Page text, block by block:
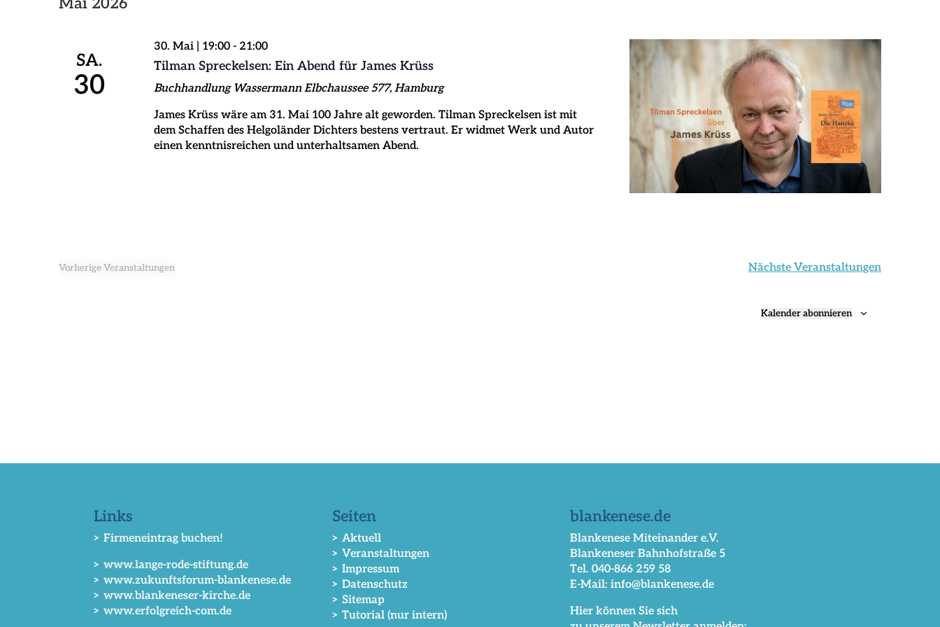
SA.
30
Tilman Spreckelsen: Ein Abend für James Krüss
30. Mai | 19:00- 21:00
Buchhandlung Wassermann Elbchaussee 577, Hamburg
James Krüss wäre am 31. Mai 100 Jahre alt geworden. Tilman Spreckelsen ist mit
dem Schaffen des Helgoländer Dichters bestens vertraut. Er widmet Werk und Autor
einen kenntnisreichen und unterhaltsamen Abend.
VorherigeVeranstaltungen Nächste Veranstaltungen
Kalender abonnieren
Links
> Firmeneintrag buchen!
> www.lange-rode-stiftung.de
> www.zukunftsforum-blankenese.de
> www.blankeneser-kirche.de
> www.erfolgreich-com.de
Seiten
> Aktuell
> Veranstaltungen
> Impressum
> Datenschutz
> Sitemap
> Tutorial (nur intern)
blankenese.de
Blankenese Miteinander e.V.
Blankeneser Bahnhofstraße 5
Tel. 040-866 259 58
E-Mail: info@blankenese.de
Hier können Sie sich